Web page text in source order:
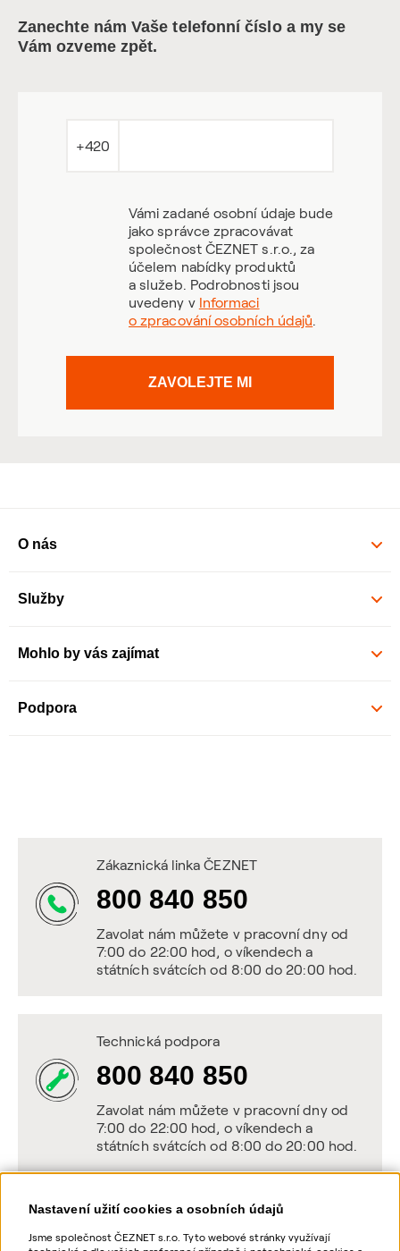
Nastavení užití cookies a osobních údajů
Jsme společnost ČEZNET s.r.o. Tyto webové stránky využívají
Zanechte nám Vaše telefonní číslo a my se
Vám ozveme zpět.
+420
Vámi zadané osobní údaje bude
jako správce zpracovávat
společnost ČEZNET s.r.o., za
účelem nabídky produktů
a služeb. Podrobnosti jsou
uvedeny v Informaci
o zpracování osobních údajů.
ZAVOLEJTE MI
O nás
Služby
Mohlo by vás zajímat
Podpora
Zákaznická linka ČEZNET
800 840 850
Zavolat nám můžete v pracovní dny od
7:00 do 22:00 hod, o víkendech a
státních svátcích od 8:00 do 20:00 hod.
Technická podpora
800 840 850
Zavolat nám můžete v pracovní dny od
7:00 do 22:00 hod, o víkendech a
státních svátcích od 8:00 do 20:00 hod.
Napište nám